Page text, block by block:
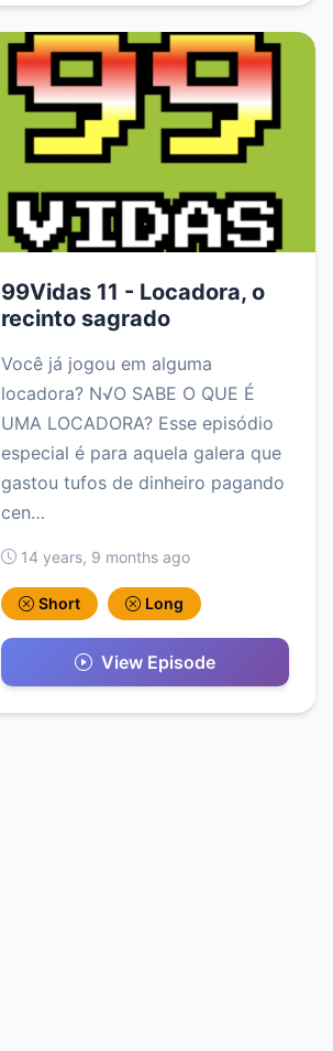
99Vidas 11 - Locadora, o
recinto sagrado
Você já jogou em alguma
locadora? N√O SABE O QUE É
UMA LOCADORA? Esse episódio
especial é para aquela galera que
gastou tufos de dinheiro pagando
cen…
14 years, 9 months ago
Short Long
View Episode